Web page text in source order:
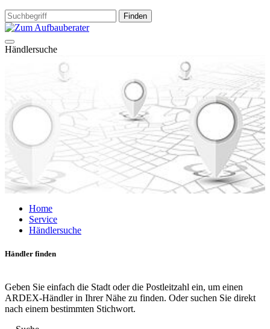
Finden
Händlersuche
Home
Service
Händlersuche
Händler finden
Geben Sie einfach die Stadt oder die Postleitzahl ein, um einen
ARDEX-Händler in Ihrer Nähe zu finden. Oder suchen Sie direkt
nach einem bestimmten Stichwort.